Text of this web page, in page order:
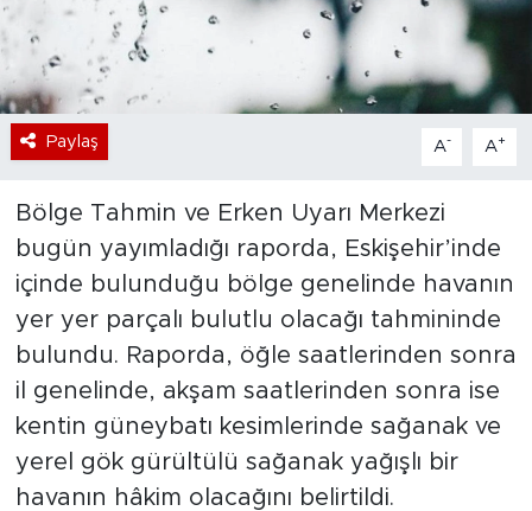
Paylaş A- A+
Bölge Tahmin ve Erken Uyarı Merkezi
bugün yayımladığı raporda, Eskişehir’inde
içinde bulunduğu bölge genelinde havanın
yer yer parçalı bulutlu olacağı tahmininde
bulundu. Raporda, öğle saatlerinden sonra
il genelinde, akşam saatlerinden sonra ise
kentin güneybatı kesimlerinde sağanak ve
yerel gök gürültülü sağanak yağışlı bir
havanın hâkim olacağını belirtildi.
Sektör